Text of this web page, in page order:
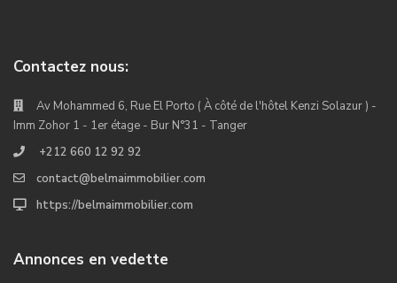
Contactez nous:
Av Mohammed 6, Rue El Porto ( À côté de l'hôtel Kenzi Solazur ) -
Imm Zohor 1 - 1er étage - Bur N°31 - Tanger
+212 660 12 92 92
contact@belmaimmobilier.com
https://belmaimmobilier.com
Annonces en vedette